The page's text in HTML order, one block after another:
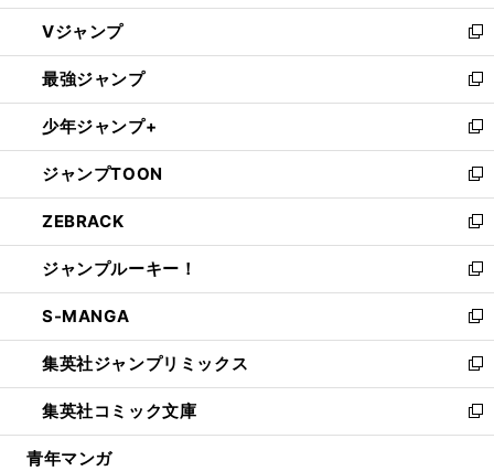
ウ
ィ
ン
ド
ウ
で
開
く
し
い
ウ
ィ
ン
ド
ウ
で
開
く
Vジャンプ
新
し
い
ウ
ィ
ン
ド
ウ
で
開
く
最強ジャンプ
新
し
い
ウ
ィ
ン
ド
ウ
で
開
く
少年ジャンプ+
新
し
い
ウ
ィ
ン
ド
ウ
で
開
く
ジャンプTOON
新
し
い
ウ
ィ
ン
ド
ウ
で
開
く
ZEBRACK
新
し
い
ウ
ィ
ン
ド
ウ
で
開
ジャンプルーキー！
新
し
い
ウ
ィ
ン
ド
ウ
S-MANGA
新
し
い
ウ
ィ
ン
集英社ジャンプリミックス
新
し
い
ウ
集英社コミック文庫
新
し
青年マンガ